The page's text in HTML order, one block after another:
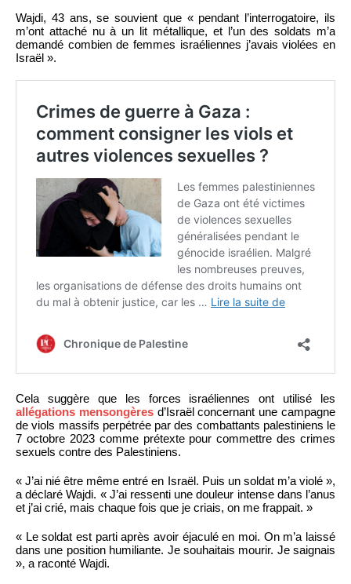
Wajdi, 43 ans, se souvient que « pendant l’interrogatoire, ils
m’ont attaché nu à un lit métallique, et l’un des soldats m’a
demandé combien de femmes israéliennes j’avais violées en
Israël ».
Cela suggère que les forces israéliennes ont utilisé les
allégations mensongèresd’Israël concernant une campagne
de viols massifs perpétrée par des combattants palestiniens le
7 octobre 2023 comme prétexte pour commettre des crimes
sexuels contre des Palestiniens.
« J’ai nié être même entré en Israël. Puis un soldat m’a violé »,
a déclaré Wajdi. « J’ai ressenti une douleur intense dans l’anus
et j’ai crié, mais chaque fois que je criais, on me frappait. »
« Le soldat est parti après avoir éjaculé en moi. On m’a laissé
dans une position humiliante. Je souhaitais mourir. Je saignais
», a raconté Wajdi.